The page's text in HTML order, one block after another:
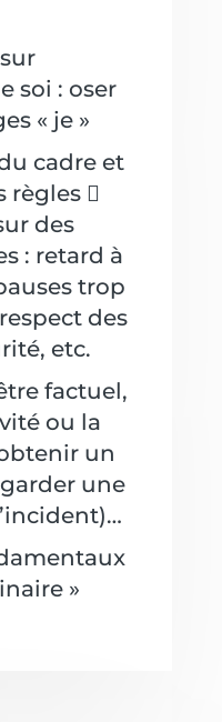
soi : oser
« je »
cadre et
règles 
des
: retard à
trop
des
etc.
factuel,
ou la
un
une
»